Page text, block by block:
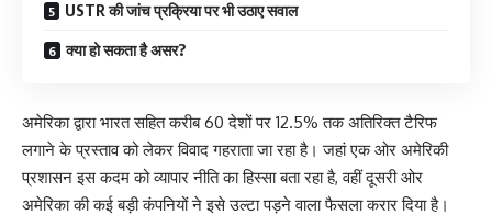
USTR की जांच प्रक्रिया पर भी उठाए सवाल
क्या हो सकता है असर?
अमेरिका द्वारा भारत सहित करीब 60 देशों पर 12.5% तक अतिरिक्त टैरिफ
लगाने के प्रस्ताव को लेकर विवाद गहराता जा रहा है। जहां एक ओर अमेरिकी
प्रशासन इस कदम को व्यापार नीति का हिस्सा बता रहा है, वहीं दूसरी ओर
अमेरिका की कई बड़ी कंपनियों ने इसे उल्टा पड़ने वाला फैसला करार दिया है।